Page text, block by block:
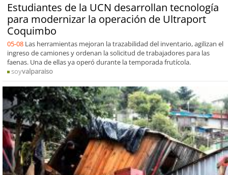
Estudiantes de la UCN desarrollan tecnología
para modernizar la operación de Ultraport
Coquimbo
05-08 Las herramientas mejoran la trazabilidad del inventario, agilizan el
ingreso de camiones y ordenan la solicitud de trabajadores para las
faenas. Una de ellas ya operó durante la temporada frutícola.
soyvalparaiso